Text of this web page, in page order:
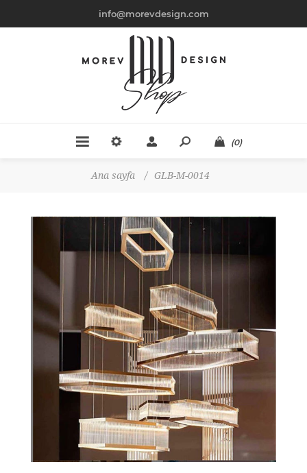
info@morevdesign.com
(0)
Ana sayfa / GLB-M-0014